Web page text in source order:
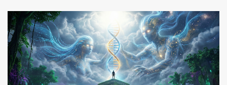
entrada para o labirinto. 🔗 Pegue sua cópia aqui:
https://www.amazon.com.br/dp/B0GX357L37 ✨ NOSSO PACTO
DE LONGO PRAZO: A promoção de 5 dias é apenas o começo.
Diferente do sistema, nosso compromisso é com a soberania do
conhecimento. Por isso: 1️⃣ Preços Acessíveis Sempre: Meus ebooks
serão mantidos com valores simbólicos. O objetivo é que o Nióbio e